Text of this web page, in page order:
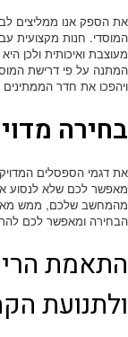
את הספק אנו ממליצים
המוסדי. חנות מקצועית
מעוצבת ואיכותית ולכן
המתנה על פי דרישת
ויהפכו את חדר
בחירה
את דגמי הספסלים
מאפשר לכם שלא לנסוע
מהמחשב שלכם, ממש
הבחירה ומאפשר לכם
התאמת
ולתנועת